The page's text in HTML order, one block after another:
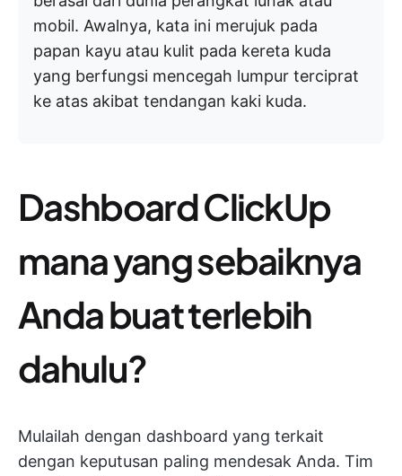
mobil. Awalnya, kata ini merujuk pada
papan kayu atau kulit pada kereta kuda
yang berfungsi mencegah lumpur terciprat
ke atas akibat tendangan kaki kuda.
Dashboard ClickUp
mana yang sebaiknya
Anda buat terlebih
dahulu?
Mulailah dengan dashboard yang terkait
dengan keputusan paling mendesak Anda. Tim